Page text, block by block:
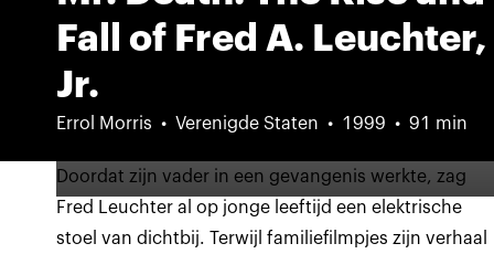
Fall of Fred A. Leuchter,
Jr.
Errol Morris Verenigde Staten 1999 91 min
Doordat zijn vader in een gevangenis werkte, zag
Fred Leuchter al op jonge leeftijd een elektrische
stoel van dichtbij. Terwijl familiefilmpjes zijn verhaal